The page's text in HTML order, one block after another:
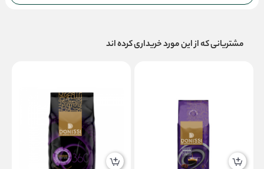
مشتریانی که از این مورد خریداری کرده اند